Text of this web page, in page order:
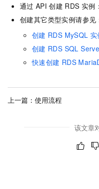
通过 API 创建 RDS 实例：
创建其它类型实例请参见
创建 RDS MySQL 实
创建 RDS SQL
快速创建 RDS
上一篇： 使用流程
该文章